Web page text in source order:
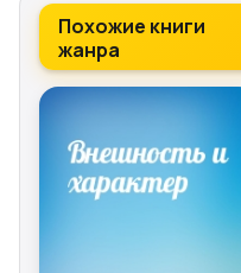
Похожие книги
жанра